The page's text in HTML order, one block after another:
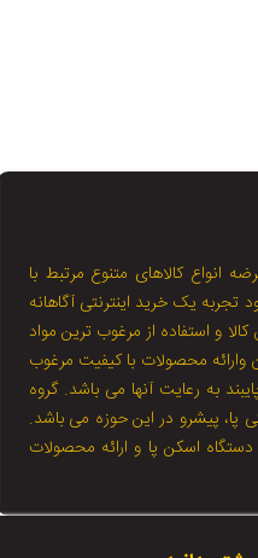
انواع کالاهای متنوع مرتبط با
تجربه یک خرید اینترنتی آگاهانه
و استفاده از مرغوب ترین مواد
محصولات با کیفیت مرغوب
به رعایت آنها می باشد. گروه
پا، پیشرو در این حوزه می باشد.
اسکن پا و ارائه محصولات